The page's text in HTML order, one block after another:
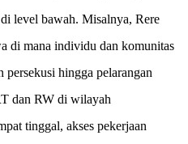
level bawah. Misalnya, Rere
di mana individu dan komunitas
persekusi hingga pelarangan
dan RW di wilayah
tinggal, akses pekerjaan